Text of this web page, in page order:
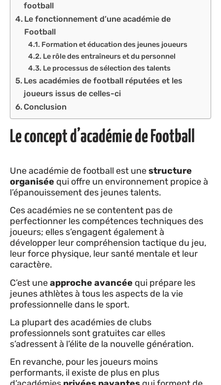
football
Le fonctionnement d’une académie de
Football
Formation et éducation des jeunes joueurs
Le rôle des entraîneurs et du personnel
Le processus de sélection des talents
Les académies de football réputées et les
joueurs issus de celles-ci
Conclusion
Le concept d’académie de Football
Une académie de football est unestructure
organisée qui offre un environnement propice à
l’épanouissement des jeunes talents.
Ces académies ne se contentent pas de
perfectionner les compétences techniques des
joueurs; elles s’engagent également à
développer leur compréhension tactique du jeu,
leur force physique, leur santé mentale et leur
caractère.
C’est uneapproche avancée qui prépare les
jeunes athlètes à tous les aspects de la vie
professionnelle dans le sport.
La plupart des académies de clubs
professionnels sont gratuites car elles
s’adressent à l’élite de la nouvelle génération.
En revanche, pour les joueurs moins
performants, il existe de plus en plus